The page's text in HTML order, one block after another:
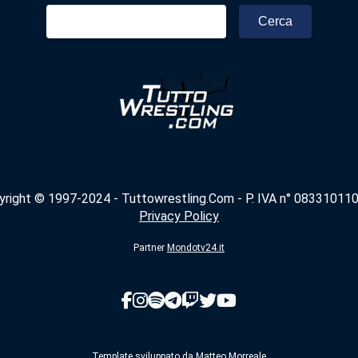
© 1997-2024 - Tuttowrestling.Com - P. IVA n°
Privacy Policy
Partner Mondotv24.it